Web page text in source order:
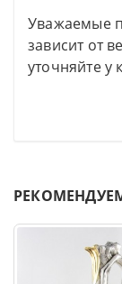
Уважаемые
зависит от
уточняйте у